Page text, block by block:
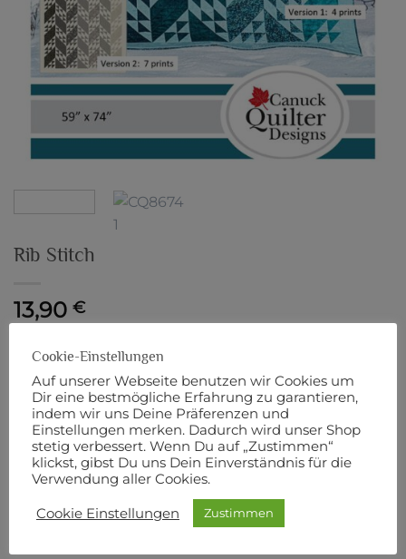
Rib Stitch
13,90 €
Artikelnummer: 8512
BESCHREIBUNG
ZUSÄTZLICHE INFORMATIONEN
Cookie-Einstellungen
Auf unserer Webseite benutzen wir Cookies um
Dir eine bestmögliche Erfahrung zu garantieren,
indem wir uns Deine Präferenzen und
Einstellungen merken. Dadurch wird unser Shop
stetig verbessert. Wenn Du auf „Zustimmen“
klickst, gibst Du uns Dein Einverständnis für die
Verwendung aller Cookies.
Cookie Einstellungen Zustimmen